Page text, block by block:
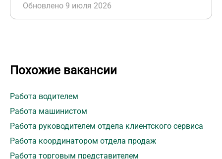
Обновлено 9 июля 2026
Похожие вакансии
Работа водителем
Работа машинистом
Работа руководителем отдела клиентского сервиса
Работа координатором отдела продаж
Работа торговым представителем